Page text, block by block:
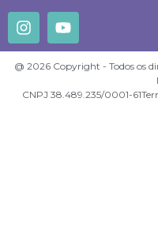
@ 2026 Copyright - Todos os
CNPJ 38.489.235/0001-61